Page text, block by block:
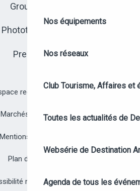
Nos équipements
Nos réseaux
Club Tourisme, Affaires et
Toutes les actualités de
Websérie de Destination
Agenda de tous les
Groupes
Photothèque
Presse
recrutement
Marchés publics
Mentions légales
Plan du site
non conforme